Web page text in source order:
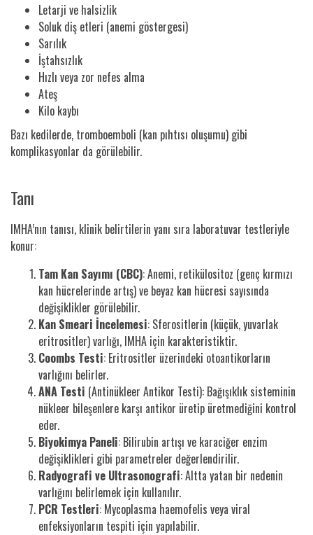
Letarji ve halsizlik
Soluk diş etleri (anemi göstergesi)
Sarılık
İştahsızlık
Hızlı veya zor nefes alma
Ateş
Kilo kaybı
Bazı kedilerde, tromboemboli (kan pıhtısı oluşumu) gibi
komplikasyonlar da görülebilir.
Tanı
IMHA’nın tanısı, klinik belirtilerin yanı sıra laboratuvar testleriyle
konur:
Tam Kan Sayımı (CBC): Anemi, retikülositoz (genç kırmızı
kan hücrelerinde artış) ve beyaz kan hücresi sayısında
değişiklikler görülebilir.
Kan Smeari İncelemesi: Sferositlerin (küçük, yuvarlak
eritrositler) varlığı, IMHA için karakteristiktir.
Coombs Testi: Eritrositler üzerindeki otoantikorların
varlığını belirler.
ANA Testi (Antinükleer Antikor Testi): Bağışıklık sisteminin
nükleer bileşenlere karşı antikor üretip üretmediğini kontrol
eder.
Biyokimya Paneli: Bilirubin artışı ve karaciğer enzim
değişiklikleri gibi parametreler değerlendirilir.
Radyografi ve Ultrasonografi: Altta yatan bir nedenin
varlığını belirlemek için kullanılır.
PCR Testleri: Mycoplasma haemofelis veya viral
enfeksiyonların tespiti için yapılabilir.